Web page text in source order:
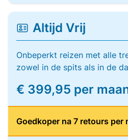
Altijd Vrij
Onbeperkt reizen met alle
zowel in de spits als in de
€ 399,95 per
Goedkoper na 7 retours per